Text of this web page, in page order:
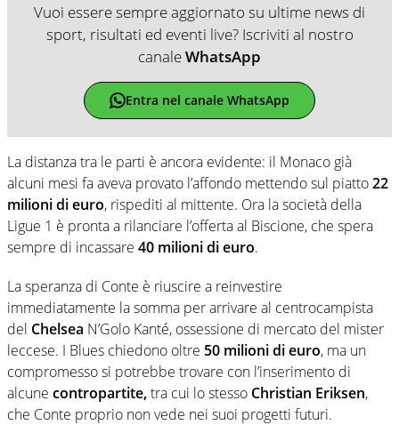
Vuoi essere sempre aggiornato su ultime news di
sport, risultati ed eventi live? Iscriviti al nostro
canaleWhatsApp
Entra nel canale WhatsApp
La distanza tra le parti è ancora evidente: il Monaco già
alcuni mesi fa aveva provato l’affondo mettendo sul piatto22
milioni di euro, rispediti al mittente. Ora la società della
Ligue 1 è pronta a rilanciare l’offerta al Biscione, che spera
sempre di incassare 40 milioni di euro.
La speranza di Conte è riuscire a reinvestire
immediatamente la somma per arrivare al centrocampista
del Chelsea N’Golo Kanté, ossessione di mercato del mister
leccese. I Blues chiedono oltre 50 milioni di euro, ma un
compromesso si potrebbe trovare con l’inserimento di
alcune contropartite,tra cui lo stesso Christian Eriksen,
che Conte proprio non vede nei suoi progetti futuri.